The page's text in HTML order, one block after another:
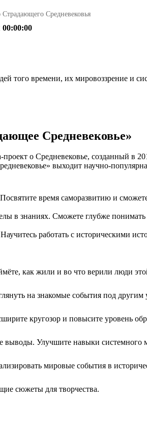
Средневековья
00:00:00
того времени, их мировоззрение и
Средневековье»
о Средневековье, созданный в
выходит научно-
время саморазвитию и
в знаниях. Сможете глубже
работать с историческими
как жили и во что верили люди
на знакомые события под другим
кругозор и повысите уровень
выводы. Улучшите навыки системного
мировые события в
сюжеты для творчества.